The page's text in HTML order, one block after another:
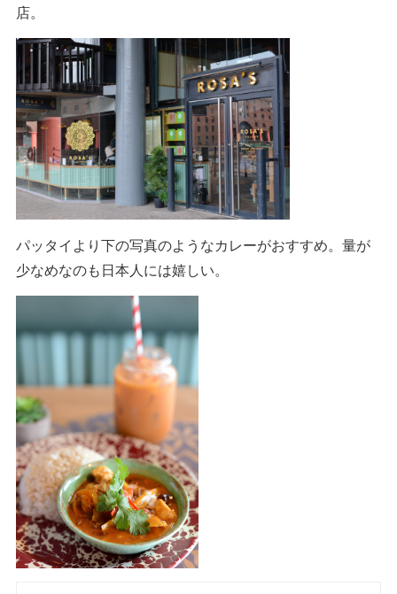
店。
パッタイより下の写真のようなカレーがおすすめ。量が
少なめなのも日本人には嬉しい。